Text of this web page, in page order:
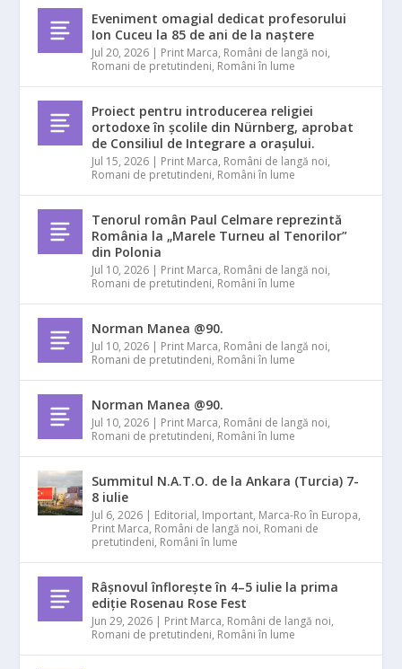
Eveniment omagial dedicat profesorului
Ion Cuceu la 85 de ani de la naștere
Jul 20, 2026 | Print Marca, Români de langă noi,
Romani de pretutindeni, Români în lume
Proiect pentru introducerea religiei
ortodoxe în școlile din Nürnberg, aprobat
de Consiliul de Integrare a orașului.
Jul 15, 2026 | Print Marca, Români de langă noi,
Romani de pretutindeni, Români în lume
Tenorul român Paul Celmare reprezintă
România la „Marele Turneu al Tenorilor”
din Polonia
Jul 10, 2026 | Print Marca, Români de langă noi,
Romani de pretutindeni, Români în lume
Norman Manea @90.
Jul 10, 2026 | Print Marca, Români de langă noi,
Romani de pretutindeni, Români în lume
Norman Manea @90.
Jul 10, 2026 | Print Marca, Români de langă noi,
Romani de pretutindeni, Români în lume
Summitul N.A.T.O. de la Ankara (Turcia) 7-
8 iulie
Jul 6, 2026 | Editorial, Important, Marca-Ro în Europa,
Print Marca, Români de langă noi, Romani de
pretutindeni, Români în lume
Râșnovul înflorește în 4–5 iulie la prima
ediție Rosenau Rose Fest
Jun 29, 2026 | Print Marca, Români de langă noi,
Romani de pretutindeni, Români în lume